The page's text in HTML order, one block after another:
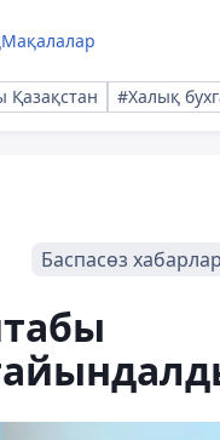
Мақалалар
#Халық
Баспасөз